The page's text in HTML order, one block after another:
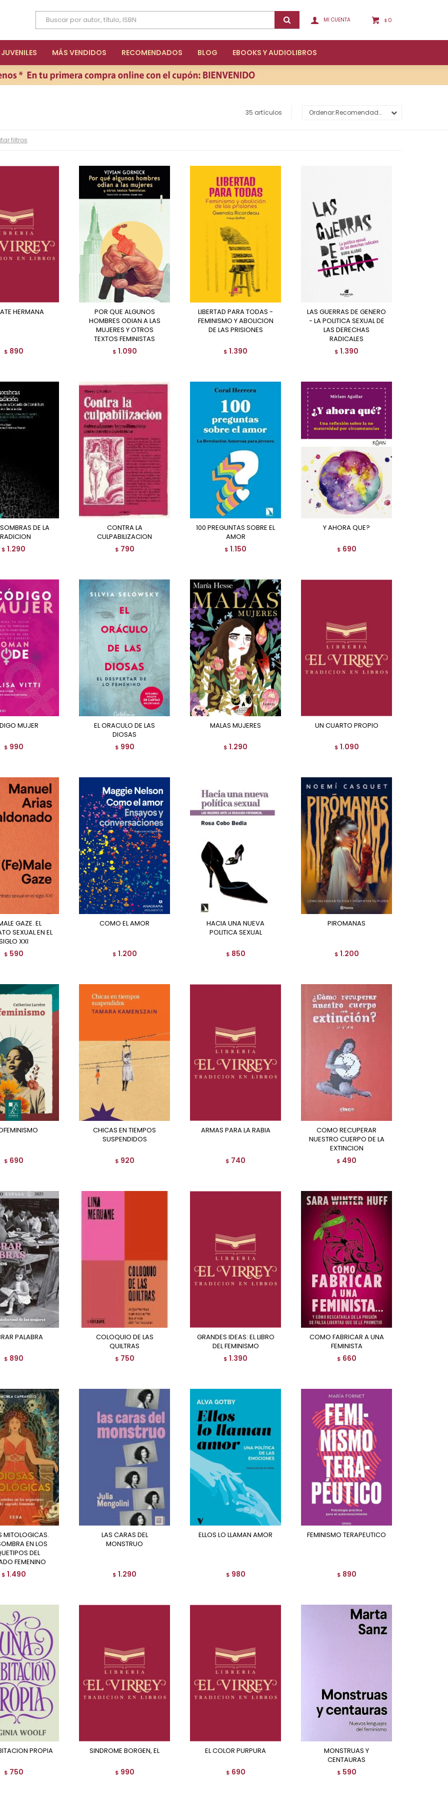
JUVENILES MÁS VENDIDOS RECOMENDADOS BLOG EBOOKS Y AUDIOLIBROS
$ 0
35 artículos Recomendados
filtros
HERMANA
$ 890
POR QUE ALGUNOS
HOMBRES ODIAN A LAS
MUJERES Y OTROS
TEXTOS FEMINISTAS
$ 1.090
LIBERTAD PARA TODAS -
FEMINISMO Y ABOLICION
DE LAS PRISIONES
$ 1.390
LAS GUERRAS DE GENERO
- LA POLITICA SEXUAL DE
LAS DERECHAS
RADICALES
$ 1.390
$ 1.290
CONTRA LA
CULPABILIZACION
$ 790
100 PREGUNTAS SOBRE EL
AMOR
$ 1.150
Y AHORA QUE?
$ 690
MUJER
$ 990
EL ORACULO DE LAS
DIOSAS
$ 990
MALAS MUJERES
$ 1.290
UN CUARTO PROPIO
$ 1.090
SEXUAL EN EL
XXI
$ 590
COMO EL AMOR
$ 1.200
HACIA UNA NUEVA
POLITICA SEXUAL
$ 850
PIROMANAS
$ 1.200
$ 690
CHICAS EN TIEMPOS
SUSPENDIDOS
$ 920
ARMAS PARA LA RABIA
$ 740
COMO RECUPERAR
NUESTRO CUERPO DE LA
EXTINCION
$ 490
PALABRA
$ 890
COLOQUIO DE LAS
QUILTRAS
$ 750
GRANDES IDEAS: EL LIBRO
DEL FEMINISMO
$ 1.390
COMO FABRICAR A UNA
FEMINISTA
$ 660
EN LOS
DEL
FEMENINO
$ 1.490
LAS CARAS DEL
MONSTRUO
$ 1.290
ELLOS LO LLAMAN AMOR
$ 980
FEMINISMO TERAPEUTICO
$ 890
PROPIA
$ 750
SINDROME BORGEN, EL
$ 990
EL COLOR PURPURA
$ 690
MONSTRUAS Y
CENTAURAS
$ 590